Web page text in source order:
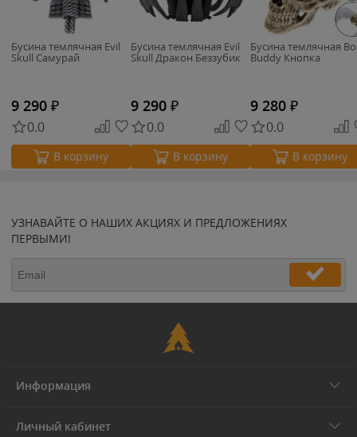
Бусина темлячная Evil
Skull Самурай
9 290 ₽
0.0
В корзину
Бусина темлячная Evil
Skull Дракон Беззубик
9 290 ₽
0.0
В корзину
Бусина темлячная
Buddy Кнопка
9 280 ₽
0.0
В корзину
УЗНАВАЙТЕ О НАШИХ АКЦИЯХ И ПРЕДЛОЖЕНИЯХ
ПЕРВЫМИ!
Информация
Личный кабинет